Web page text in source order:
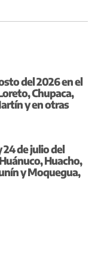
del 2026 en el
Chupaca,
y en otras
24 de julio del
Huacho,
y Moquegua,